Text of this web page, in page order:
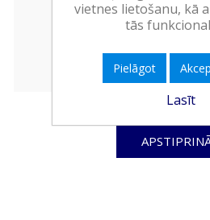
vietnes lietošanu, kā
tās
Pielāgot
Lasīt